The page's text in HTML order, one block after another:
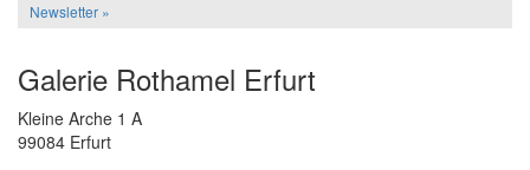
Newsletter »
Galerie Rothamel Erfurt
Kleine Arche 1 A
99084 Erfurt